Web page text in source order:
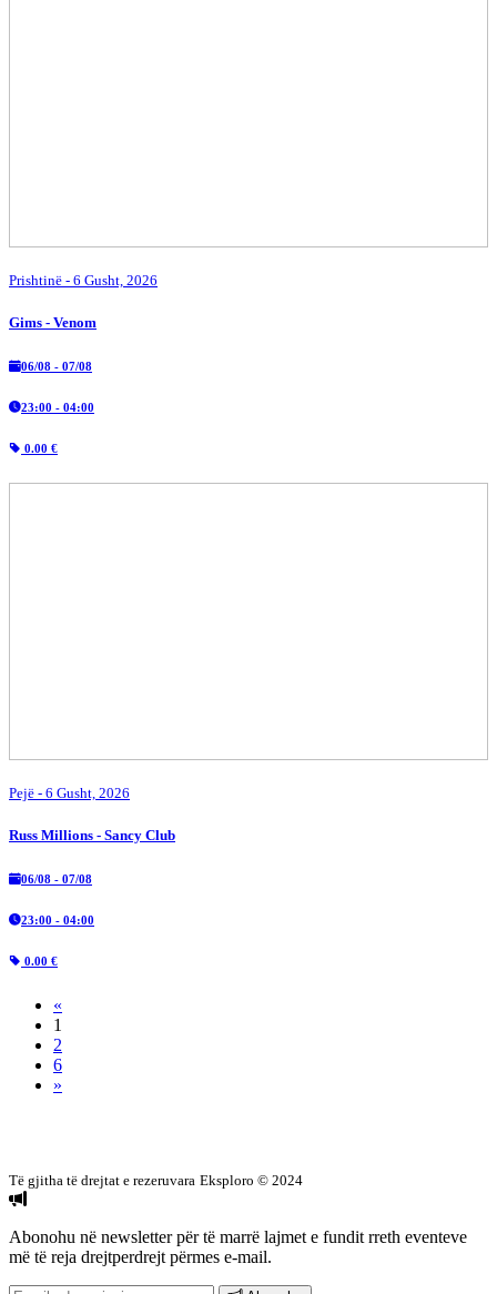
Prishtinë - 6 Gusht, 2026
Gims - Venom
06/08 - 07/08
23:00 - 04:00
0.00 €
Pejë - 6 Gusht, 2026
Russ Millions - Sancy Club
06/08 - 07/08
23:00 - 04:00
0.00 €
«
1
2
6
»
Të gjitha të drejtat e rezeruvara Eksploro © 2024
Abonohu në newsletterpër të marrë lajmet e fundit rreth eventeve
më të reja drejtperdrejt përmes e-mail.